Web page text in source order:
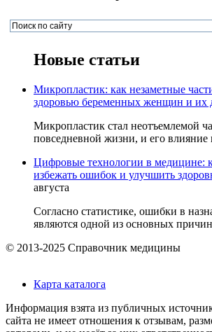
Новые статьи
Микропластик: как незаметные
здоровью беременных женщин и их
Микропластик стал неотъемлемой
повседневной жизни, и его влияние
Цифровые технологии в медицине:
избежать ошибок и улучшить
августа
Согласно статистике, ошибки в
являются одной из основных
© 2013-2025 Справочник медицины
Карта каталога
Информация взята из публичных
сайта не имеет отношения к отзывам,